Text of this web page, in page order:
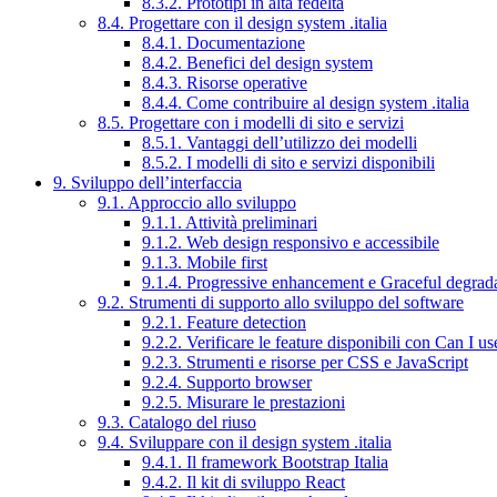
8.4. Progettare con il design system .italia
8.4.1. Documentazione
8.4.2. Benefici del design system
8.4.3. Risorse operative
8.4.4. Come contribuire al design system .italia
8.5. Progettare con i modelli di sito e servizi
8.5.1. Vantaggi dell’utilizzo dei modelli
8.5.2. I modelli di sito e servizi disponibili
9. Sviluppo dell’interfaccia
9.1. Approccio allo sviluppo
9.1.1. Attività preliminari
9.1.2. Web design responsivo e accessibile
9.1.3. Mobile first
9.1.4. Progressive enhancement e Graceful
9.2. Strumenti di supporto allo sviluppo del software
9.2.1. Feature detection
9.2.2. Verificare le feature disponibili con Can I
9.2.3. Strumenti e risorse per CSS e JavaScript
9.2.4. Supporto browser
9.2.5. Misurare le prestazioni
9.3. Catalogo del riuso
9.4. Sviluppare con il design system .italia
9.4.1. Il framework Bootstrap Italia
9.4.2. Il kit di sviluppo React